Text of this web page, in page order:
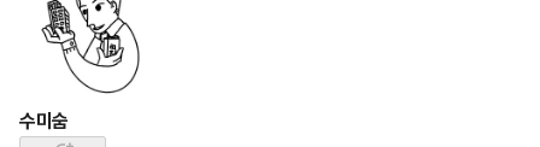
수미숨